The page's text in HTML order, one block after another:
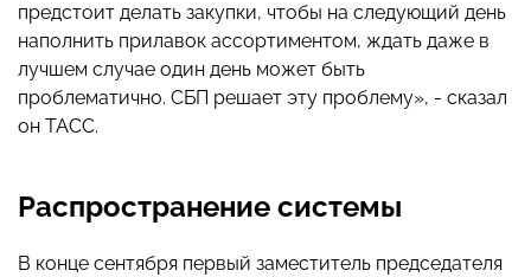
предстоит делать закупки, чтобы на следующий день
наполнить прилавок ассортиментом, ждать даже в
лучшем случае один день может быть
проблематично. СБП решает эту проблему», - сказал
он ТАСС.
Распространение системы
В конце сентября первый заместитель председателя